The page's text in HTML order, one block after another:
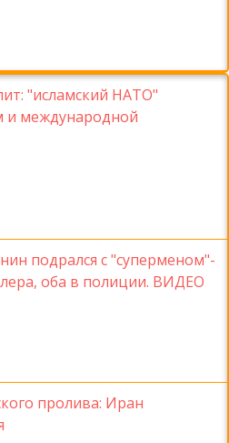
"исламский НАТО"
и международной
подрался с "суперменом"-
оба в полиции. ВИДЕО
пролива: Иран